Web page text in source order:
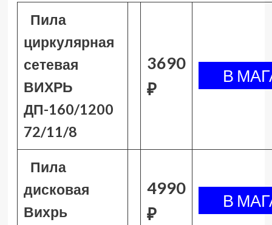
Пила
циркулярная
сетевая
ВИХРЬ
ДП-160/1200
72/11/8
3690
₽
Пила
дисковая
Вихрь
4990
₽